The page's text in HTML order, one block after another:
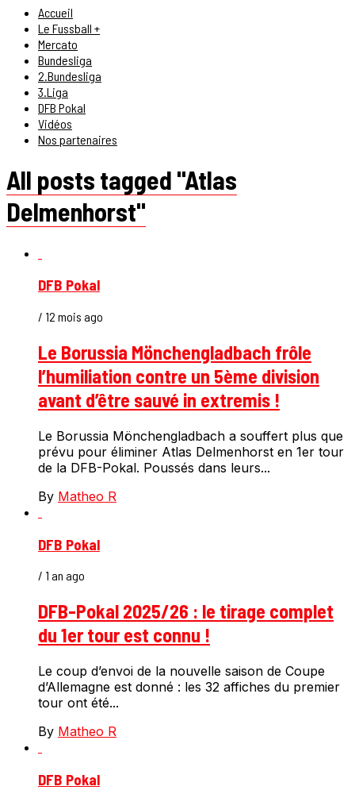
Accueil
Le Fussball +
Mercato
Bundesliga
2.Bundesliga
3.Liga
DFB Pokal
Vidéos
Nos partenaires
All posts tagged "Atlas
Delmenhorst"
DFB Pokal
/ 12 mois ago
Le Borussia Mönchengladbach frôle
l’humiliation contre un 5ème division
avant d’être sauvé in extremis !
Le Borussia Mönchengladbach a souffert plus que
prévu pour éliminer Atlas Delmenhorst en 1er tour
de la DFB-Pokal. Poussés dans leurs...
By Matheo R
DFB Pokal
/ 1 an ago
DFB-Pokal 2025/26 : le tirage complet
du 1er tour est connu !
Le coup d’envoi de la nouvelle saison de Coupe
d’Allemagne est donné : les 32 affiches du premier
tour ont été...
By Matheo R
DFB Pokal